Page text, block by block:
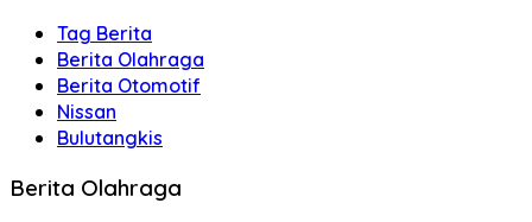
Tag Berita
Berita Olahraga
Berita Otomotif
Nissan
Bulutangkis
Berita Olahraga